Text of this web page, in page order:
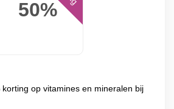
50%
op vitamines en mineralen bij